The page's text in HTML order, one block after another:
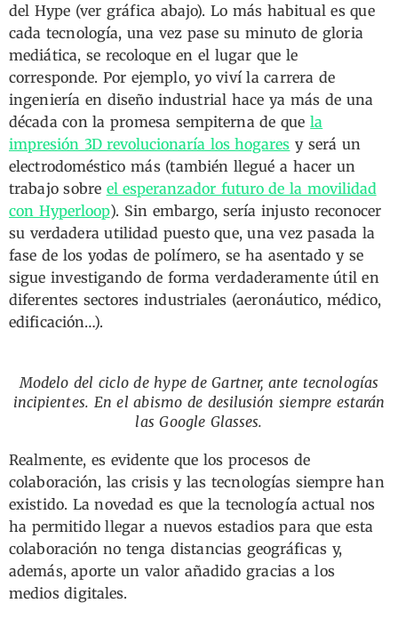
del Hype (ver gráfica abajo). Lo más habitual es que
cada tecnología, una vez pase su minuto de gloria
mediática, se recoloque en el lugar que le
corresponde. Por ejemplo, yo viví la carrera de
ingeniería en diseño industrial hace ya más de una
década con la promesa sempiterna de quela
impresión 3D revolucionaría los hogares y será un
electrodoméstico más (también llegué a hacer un
trabajo sobre el esperanzador futuro de la movilidad
con Hyperloop). Sin embargo, sería injusto reconocer
su verdadera utilidad puesto que, una vez pasada la
fase de los yodas de polímero, se ha asentado y se
sigue investigando de forma verdaderamente útil en
diferentes sectores industriales (aeronáutico, médico,
edificación…).
Modelo del ciclo de hype de Gartner, ante tecnologías
incipientes. En el abismo de desilusión siempre estarán
las Google Glasses.
Realmente, es evidente que los procesos de
colaboración, las crisis y las tecnologías siempre han
existido. La novedad es que la tecnología actual nos
ha permitido llegar a nuevos estadios para que esta
colaboración no tenga distancias geográficas y,
además, aporte un valor añadido gracias a los
medios digitales.